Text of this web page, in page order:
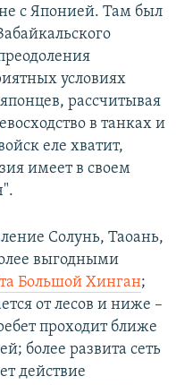
с Японией. Там был
условиях
рассчитывая
в танках и
еле хватит,
имеет в своем
Солунь, Таоань,
выгодными
Большой Хинган;
от лесов и ниже –
проходит ближе
более развита сеть
действие